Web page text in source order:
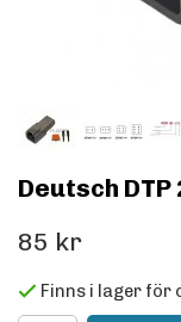
Deutsch
85 kr
Finns i lager för